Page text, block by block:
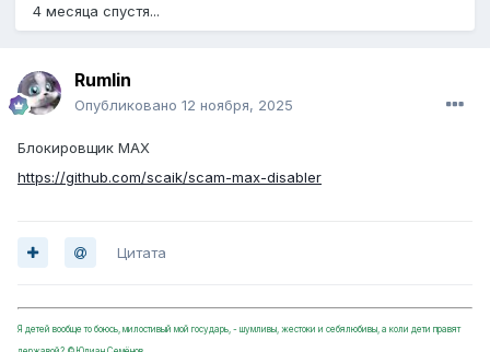
4 месяца спустя...
Rumlin
Опубликовано 12 ноября, 2025
Блокировщик MAX
https://github.com/scaik/scam-max-disabler
Цитата
Я детей вообще то боюсь, милостивый мой государь, - шумливы, жестоки и себялюбивы, а коли дети правят